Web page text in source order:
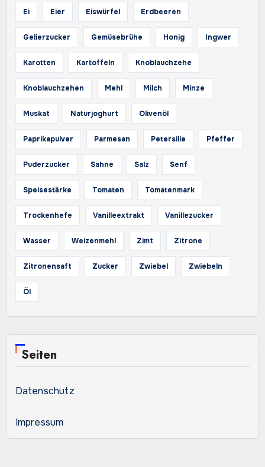
Ei Eier Eiswürfel Erdbeeren
Gelierzucker Gemüsebrühe Honig Ingwer
Karotten Kartoffeln Knoblauchzehe
Knoblauchzehen Mehl Milch Minze
Muskat Naturjoghurt Olivenöl
Paprikapulver Parmesan Petersilie Pfeffer
Puderzucker Sahne Salz Senf
Speisestärke Tomaten Tomatenmark
Trockenhefe Vanilleextrakt Vanillezucker
Wasser Weizenmehl Zimt Zitrone
Zitronensaft Zucker Zwiebel Zwiebeln
Öl
Seiten
Datenschutz
Impressum